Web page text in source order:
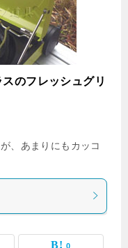
のフレッシュグリ
、あまりにもカッコ
0